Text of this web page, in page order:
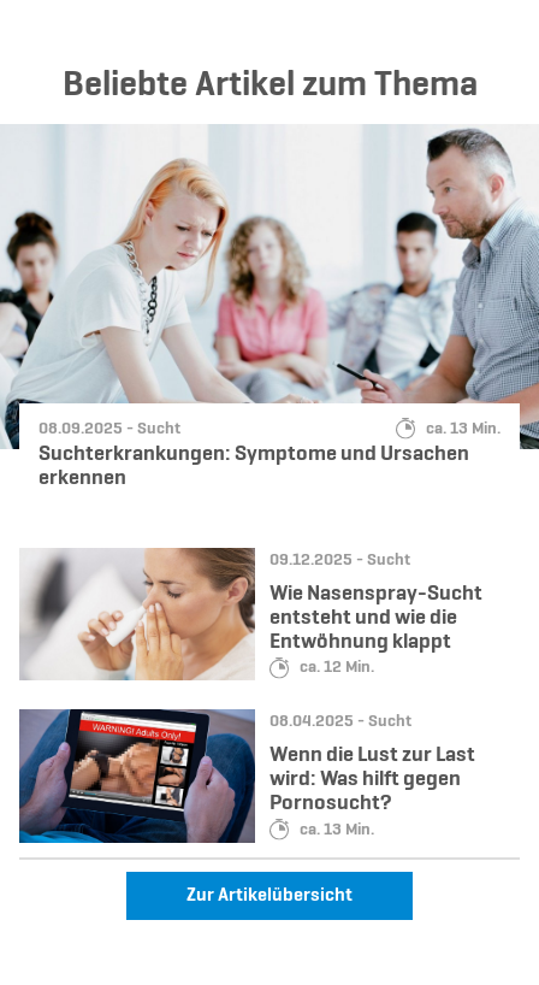
Beliebte Artikel zum Thema
Datum:
08.09.2025 - Kategorie:
Sucht Lesedauer:
ca. 13 Min.
Suchterkrankungen: Symptome und Ursachen
erkennen
Datum:
09.12.2025 - Kategorie:
Sucht
Lesedauer:
ca. 12 Min.
Wie Nasenspray-Sucht
entsteht und wie die
Entwöhnung klappt
Datum:
08.04.2025 - Kategorie:
Sucht
Lesedauer:
ca. 13 Min.
Wenn die Lust zur Last
wird: Was hilft gegen
Pornosucht?
Zur Artikelübersicht